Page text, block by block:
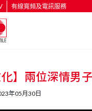
有線寬頻及電訊服務
化】兩位深情男
年05月30日